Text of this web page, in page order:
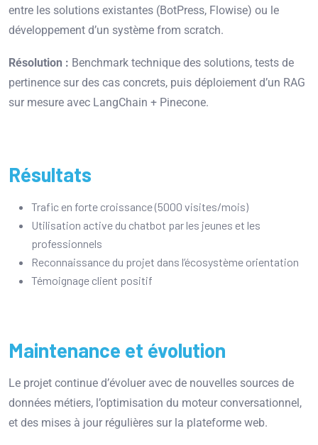
entre les solutions existantes (BotPress, Flowise) ou le
développement d’un système from scratch.
Résolution : Benchmark technique des solutions, tests de
pertinence sur des cas concrets, puis déploiement d’un RAG
sur mesure avec LangChain + Pinecone.
Résultats
Trafic en forte croissance (5000 visites/mois)
Utilisation active du chatbot par les jeunes et les
professionnels
Reconnaissance du projet dans l’écosystème orientation
Témoignage client positif
Maintenance et évolution
Le projet continue d’évoluer avec de nouvelles sources de
données métiers, l’optimisation du moteur conversationnel,
et des mises à jour régulières sur la plateforme web.